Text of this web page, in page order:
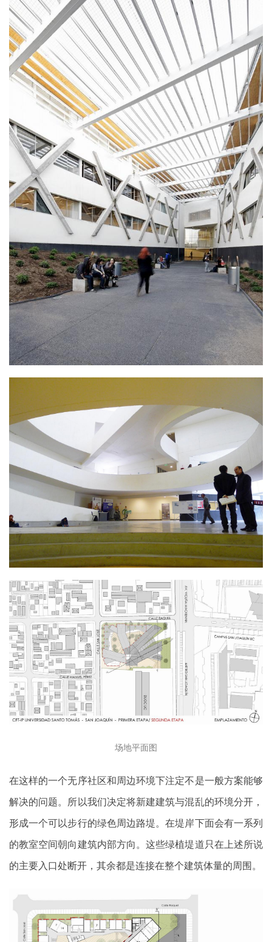
场地平面图
在这样的一个无序社区和周边环境下注定不是一般方案能够
解决的问题。所以我们决定将新建建筑与混乱的环境分开，
形成一个可以步行的绿色周边路堤。在堤岸下面会有一系列
的教室空间朝向建筑内部方向。这些绿植堤道只在上述所说
的主要入口处断开，其余都是连接在整个建筑体量的周围。